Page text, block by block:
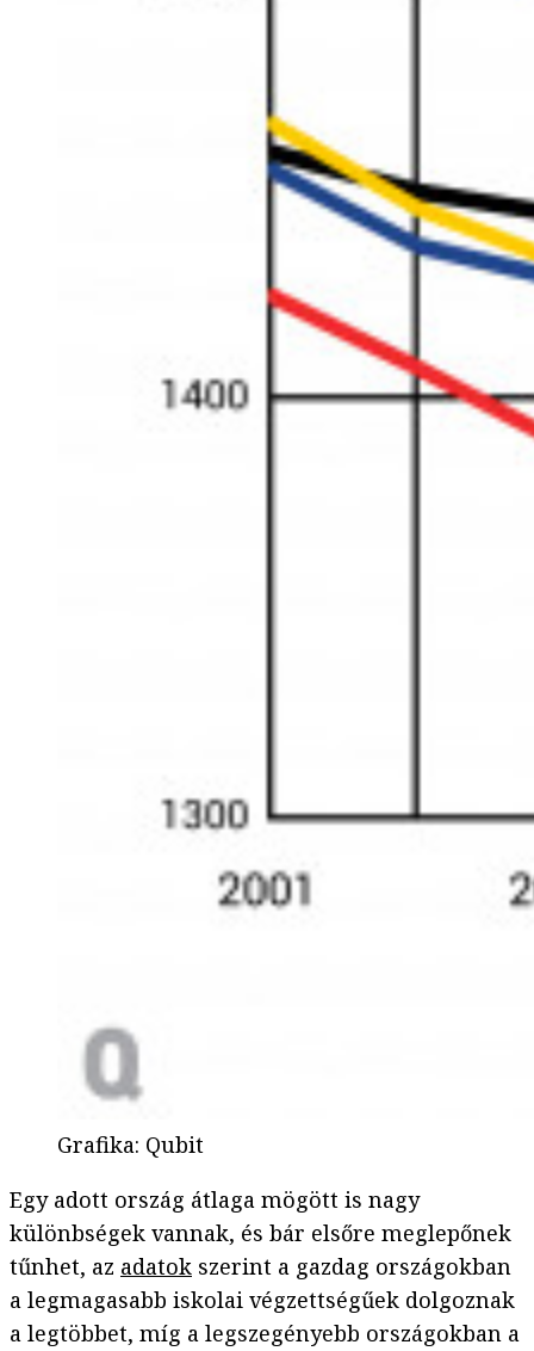
Grafika: Qubit
Egy adott ország átlaga mögött is nagy
különbségek vannak, és bár elsőre meglepőnek
tűnhet, az adatok szerint a gazdag országokban
a legmagasabb iskolai végzettségűek dolgoznak
a legtöbbet, míg a legszegényebb országokban a